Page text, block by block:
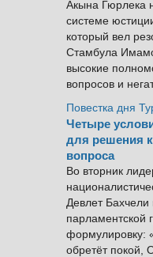
Акына Гюрлека
системе
который вел
Стамбула
высокие
вопросов и
Повестка дня
Четыре
для решения
вопроса
Во вторник
Девлет Бахчели
парламентской
формулировку:
обретёт покой,